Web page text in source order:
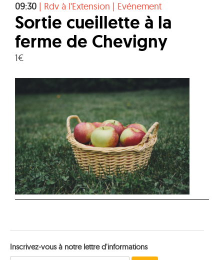
09:30 | Rdv à l'Extension | Evénement
Sortie cueillette à la
ferme de Chevigny
1€
Inscrivez-vous à notre lettre d'informations